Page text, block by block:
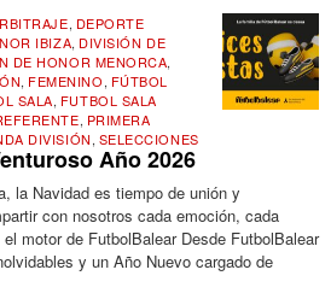
, DEPORTE
IBIZA, DIVISIÓN DE
DE HONOR MENORCA,
, FEMENINO, FÚTBOL
SALA, FUTBOL SALA
, PRIMERA
DIVISIÓN, SELECCIONES
Año 2026
la Navidad es tiempo de unión y
con nosotros cada emoción, cada
motor de FutbolBalear Desde FutbolBalear
y un Año Nuevo cargado de